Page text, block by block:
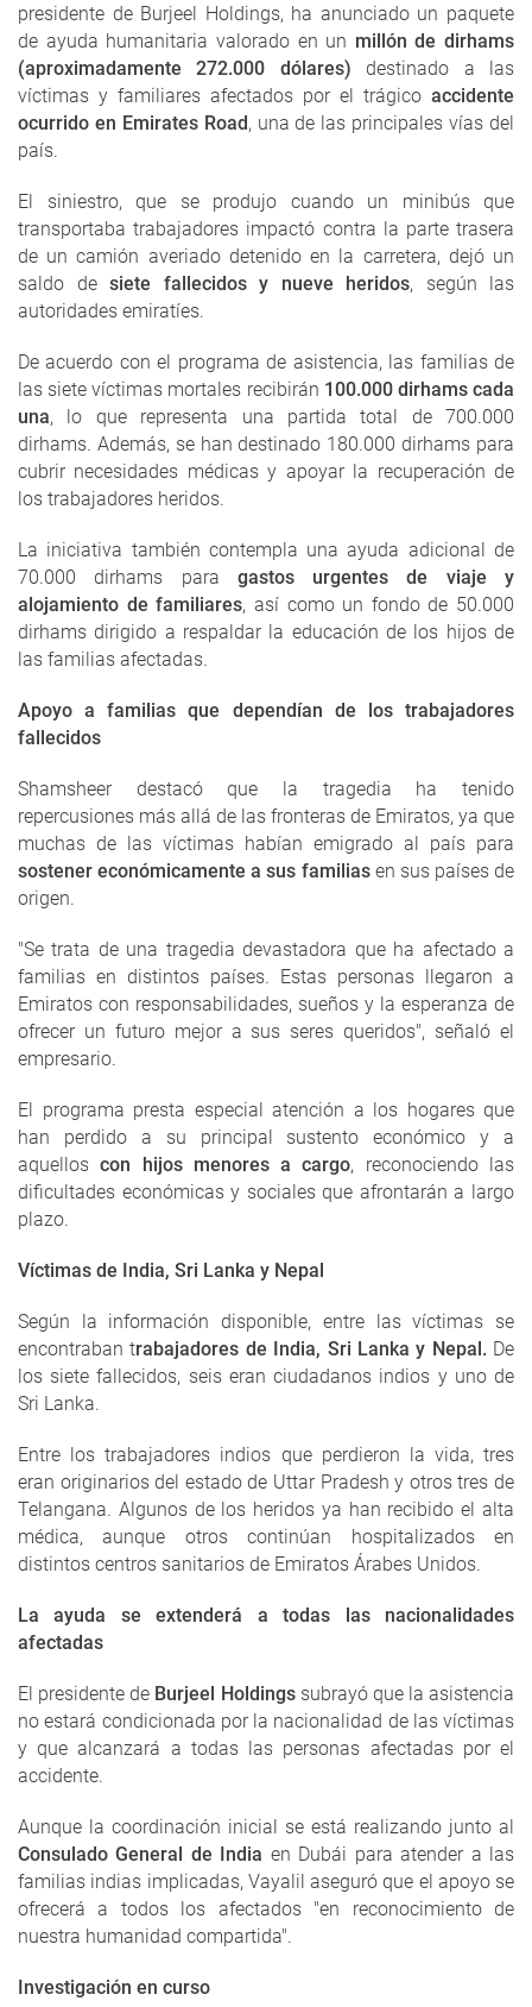
presidente de Burjeel Holdings, ha anunciado un paquete
de ayuda humanitaria valorado en un millón de dirhams
(aproximadamente 272.000 dólares) destinado a las
víctimas y familiares afectados por el trágico accidente
ocurrido en Emirates Road, una de las principales vías del
país.
El siniestro, que se produjo cuando un minibús que
transportaba trabajadores impactó contra la parte trasera
de un camión averiado detenido en la carretera, dejó un
saldo de siete fallecidos y nueve heridos, según las
autoridades emiratíes.
De acuerdo con el programa de asistencia, las familias de
las siete víctimas mortales recibirán 100.000 dirhams cada
una, lo que representa una partida total de 700.000
dirhams. Además, se han destinado 180.000 dirhams para
cubrir necesidades médicas y apoyar la recuperación de
los trabajadores heridos.
La iniciativa también contempla una ayuda adicional de
70.000 dirhams para gastos urgentes de viaje y
alojamiento de familiares, así como un fondo de 50.000
dirhams dirigido a respaldar la educación de los hijos de
las familias afectadas.
Apoyo a familias que dependían de los trabajadores
fallecidos
Shamsheer destacó que la tragedia ha tenido
repercusiones más allá de las fronteras de Emiratos, ya que
muchas de las víctimas habían emigrado al país para
sostener económicamente a sus familiasen sus países de
origen.
"Se trata de una tragedia devastadora que ha afectado a
familias en distintos países. Estas personas llegaron a
Emiratos con responsabilidades, sueños y la esperanza de
ofrecer un futuro mejor a sus seres queridos", señaló el
empresario.
El programa presta especial atención a los hogares que
han perdido a su principal sustento económico y a
aquelloscon hijos menores a cargo, reconociendo las
dificultades económicas y sociales que afrontarán a largo
plazo.
Víctimas de India, Sri Lanka y Nepal
Según la información disponible, entre las víctimas se
encontraban trabajadores de India, Sri Lanka y Nepal. De
los siete fallecidos, seis eran ciudadanos indios y uno de
Sri Lanka.
Entre los trabajadores indios que perdieron la vida, tres
eran originarios del estado de Uttar Pradesh y otros tres de
Telangana. Algunos de los heridos ya han recibido el alta
médica, aunque otros continúan hospitalizados en
distintos centros sanitarios de Emiratos Árabes Unidos.
La ayuda se extenderá a todas las nacionalidades
afectadas
El presidente de Burjeel Holdingssubrayó que la asistencia
no estará condicionada por la nacionalidad de las víctimas
y que alcanzará a todas las personas afectadas por el
accidente.
Aunque la coordinación inicial se está realizando junto al
Consulado General de India en Dubái para atender a las
familias indias implicadas, Vayalil aseguró que el apoyo se
ofrecerá a todos los afectados "en reconocimiento de
nuestra humanidad compartida".
Investigación en curso